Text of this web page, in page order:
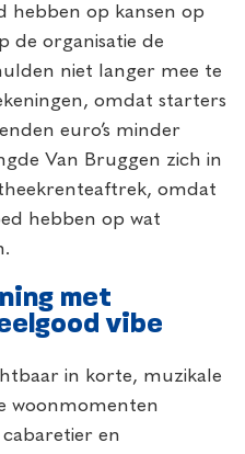
hebben op kansen op
de organisatie de
niet langer mee te
omdat starters
euro’s minder
Van Bruggen zich in
omdat
hebben op wat
met
vibe
in korte, muzikale
woonmomenten
en